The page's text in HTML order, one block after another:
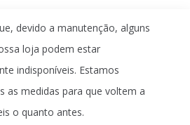
devido a manutenção, alguns
loja podem estar
indisponíveis. Estamos
as medidas para que voltem a
o quanto antes.